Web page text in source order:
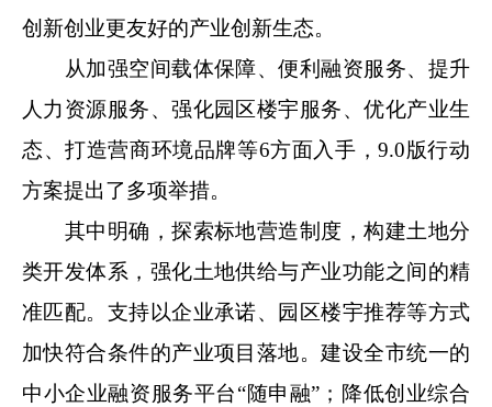
创新创业更友好的产业创新生态。
从加强空间载体保障、便利融资服务、提升
人力资源服务、强化园区楼宇服务、优化产业生
态、打造营商环境品牌等6方面入手，9.0版行动
方案提出了多项举措。
其中明确，探索标地营造制度，构建土地分
类开发体系，强化土地供给与产业功能之间的精
准匹配。支持以企业承诺、园区楼宇推荐等方式
加快符合条件的产业项目落地。建设全市统一的
中小企业融资服务平台“随申融”；降低创业综合